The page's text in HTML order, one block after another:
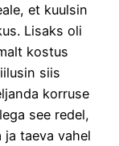
et kuulsin
Lisaks oli
kostus
siis
korruse
see redel,
ja taeva vahel